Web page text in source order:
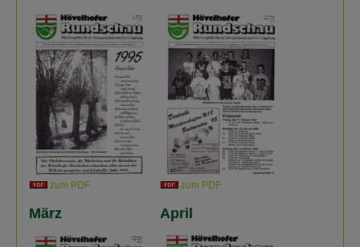
zum PDF zum PDF
März April